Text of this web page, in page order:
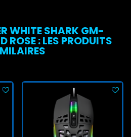
WHITE SHARK GM-
ROSE : LES PRODUITS